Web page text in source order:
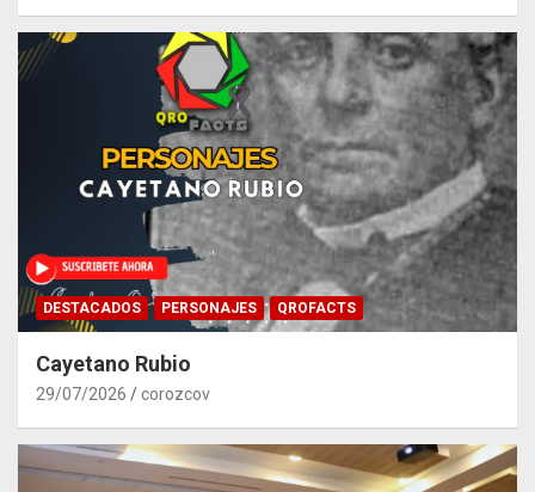
DESTACADOS PERSONAJES QROFACTS
Cayetano Rubio
29/07/2026 corozcov